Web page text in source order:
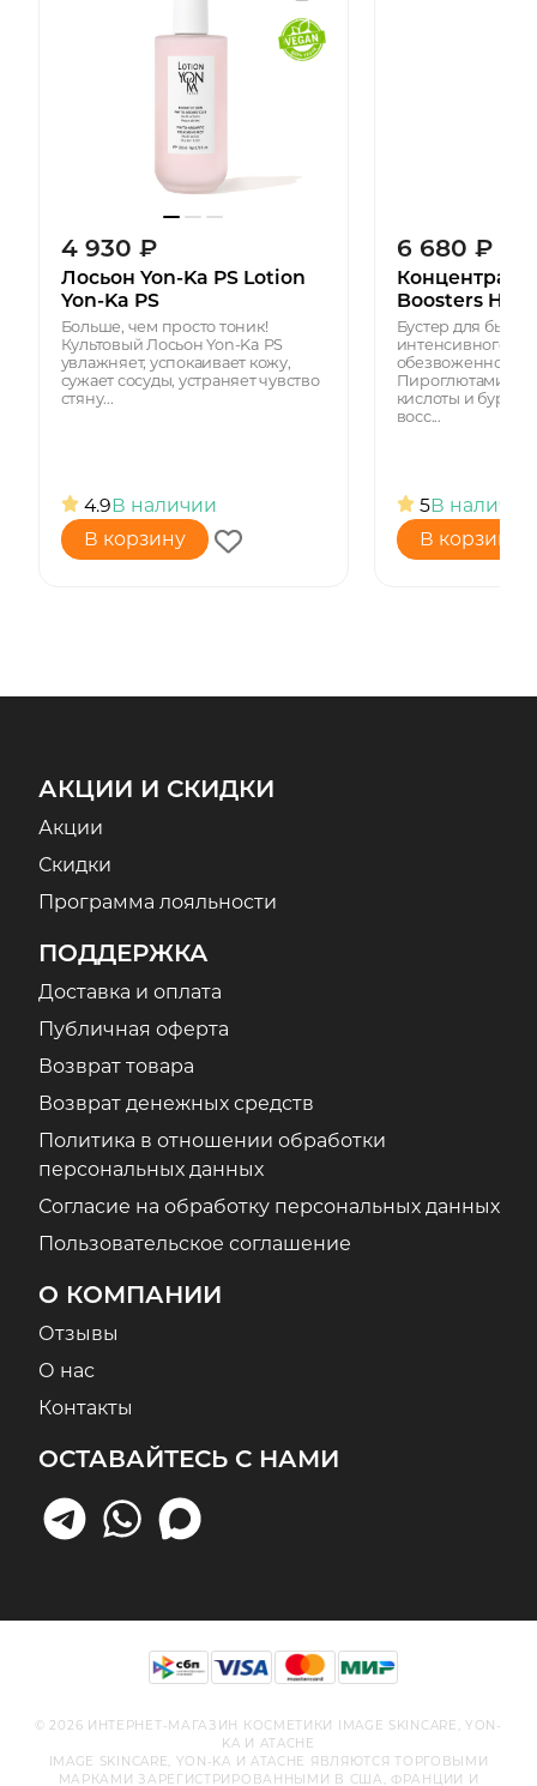
4 930 ₽
Лосьон Yon-Ka PS Lotion
Yon-Ka PS
Больше, чем просто тоник!
Культовый Лосьон Yon-Ka PS
увлажняет, успокаивает кожу,
сужает сосуды, устраняет чувство
стяну...
4.9В наличии
В корзину
6 680 ₽
Концентрат
Boosters
Бустер для
интенсивного
обезвоженной
кислоты и бурые
восс...
5В наличии
В корзину
АКЦИИ И СКИДКИ
Акции
Скидки
Программа лояльности
ПОДДЕРЖКА
Доставка и оплата
Публичная оферта
Возврат товара
Возврат денежных средств
Политика в отношении обработки
персональных данных
Согласие на обработку персональных данных
Пользовательское соглашение
О КОМПАНИИ
Отзывы
О нас
Контакты
ОСТАВАЙТЕСЬ С НАМИ
© 2026 ИНТЕРНЕТ-МАГАЗИН КОСМЕТИКИ IMAGE SKINCARE, YON-
KA И ATACHE
IMAGE SKINCARE, YON-KA И ATACHE ЯВЛЯЮТСЯ ТОРГОВЫМИ
МАРКАМИ ЗАРЕГИСТРИРОВАННЫМИ В США, ФРАНЦИИ И